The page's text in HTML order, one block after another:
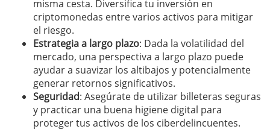
misma cesta. Diversifica tu inversión en
criptomonedas entre varios activos para mitigar
el riesgo.
Estrategia a largo plazo: Dada la volatilidad del
mercado, una perspectiva a largo plazo puede
ayudar a suavizar los altibajos y potencialmente
generar retornos significativos.
Seguridad: Asegúrate de utilizar billeteras seguras
y practicar una buena higiene digital para
proteger tus activos de los ciberdelincuentes.